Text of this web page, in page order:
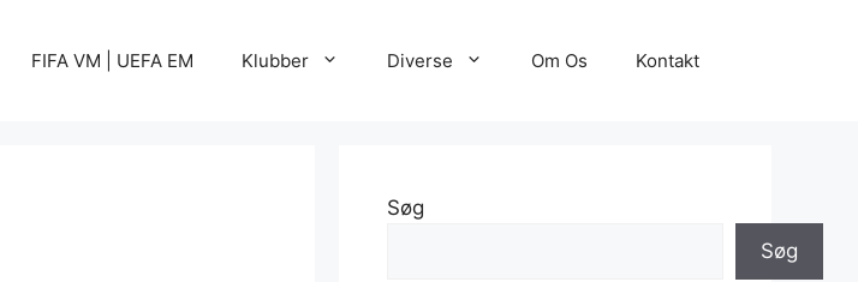
FIFA VM | UEFA EM Klubber Diverse Om Os Kontakt
Søg
Søg